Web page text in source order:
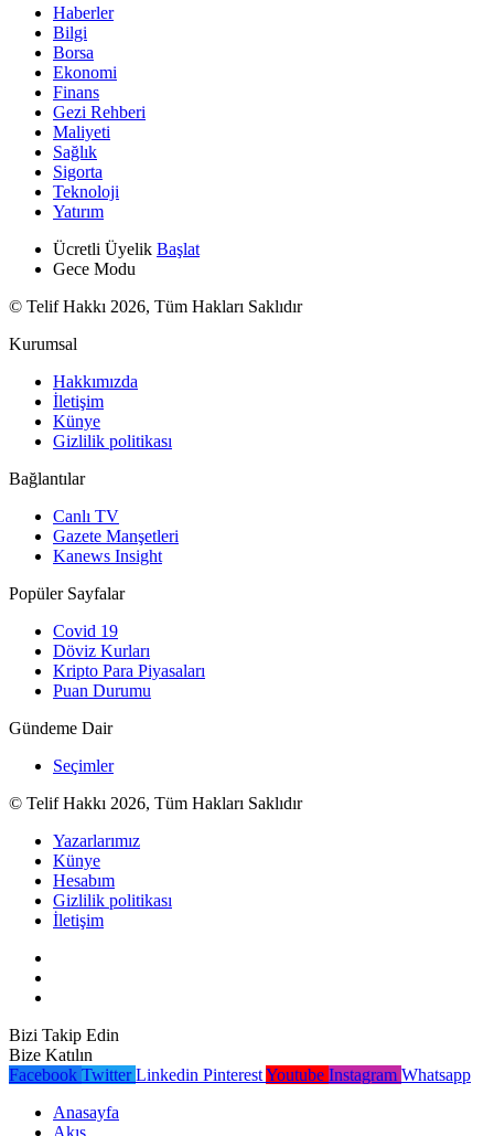
Haberler
Bilgi
Borsa
Ekonomi
Finans
Gezi Rehberi
Maliyeti
Sağlık
Sigorta
Teknoloji
Yatırım
Ücretli Üyelik Başlat
Gece Modu
© Telif Hakkı 2026, Tüm Hakları Saklıdır
Kurumsal
Hakkımızda
İletişim
Künye
Gizlilik politikası
Bağlantılar
Canlı TV
Gazete Manşetleri
Kanews Insight
Popüler Sayfalar
Covid 19
Döviz Kurları
Kripto Para Piyasaları
Puan Durumu
Gündeme Dair
Seçimler
© Telif Hakkı 2026, Tüm Hakları Saklıdır
Yazarlarımız
Künye
Hesabım
Gizlilik politikası
İletişim
Bizi Takip Edin
Bize Katılın
Facebook Twitter Linkedin PinterestYoutube Instagram Whatsapp
Anasayfa
Akış